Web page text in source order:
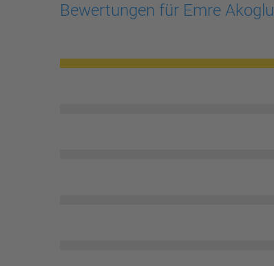
Bewertungen für Emre Akoglu